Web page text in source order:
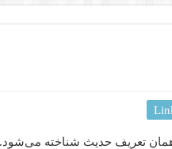
همان تعریف حدیث شناخته می‌شود.